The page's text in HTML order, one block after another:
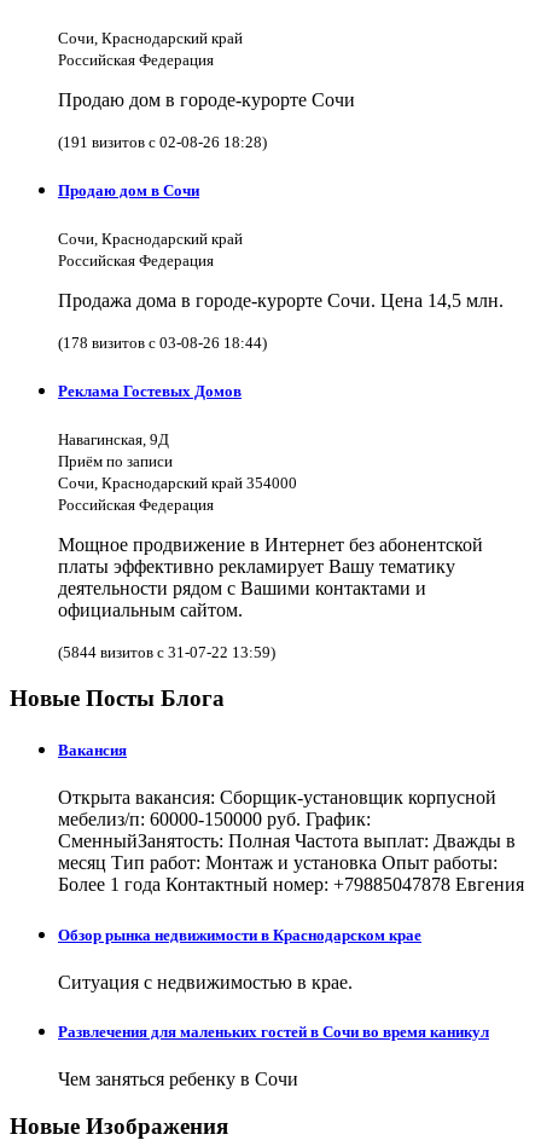
Сочи, Краснодарский край
Российская Федерация
Продаю дом в городе-курорте Сочи
(191 визитов с 02-08-26 18:28)
Продаю дом в Сочи
Сочи, Краснодарский край
Российская Федерация
Продажа дома в городе-курорте Сочи. Цена 14,5 млн.
(178 визитов с 03-08-26 18:44)
Реклама Гостевых Домов
Навагинская, 9Д
Приём по записи
Сочи, Краснодарский край 354000
Российская Федерация
Мощное продвижение в Интернет без абонентской
платы эффективно рекламирует Вашу тематику
деятельности рядом с Вашими контактами и
официальным сайтом.
(5844 визитов с 31-07-22 13:59)
Новые Посты Блога
Вакансия
Открыта вакансия: Сборщик-установщик корпусной
мебелиз/п: 60000-150000 руб. График:
СменныйЗанятость: Полная Частота выплат: Дважды в
месяц Тип работ: Монтаж и установка Опыт работы:
Более 1 года Контактный номер: +79885047878 Евгения
Обзор рынка недвижимости в Краснодарском крае
Ситуация с недвижимостью в крае.
Развлечения для маленьких гостей в Сочи во время каникул
Чем заняться ребенку в Сочи
Новые Изображения